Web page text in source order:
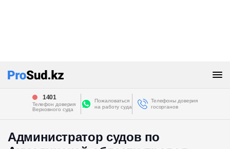
1401
Телефон доверия
Верховного суда
Пожаловаться
на работу суда
Телефоны доверия
госорганов
Администратор судов по